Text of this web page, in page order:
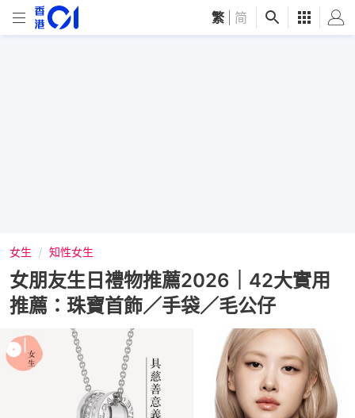
繁 简
女生 知性女生
女朋友生日禮物推薦2026｜42大實用
推薦：珠寶首飾／手袋／毛公仔